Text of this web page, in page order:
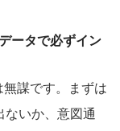
ータで必ずイン
謀です。まずは
ないか、意図通